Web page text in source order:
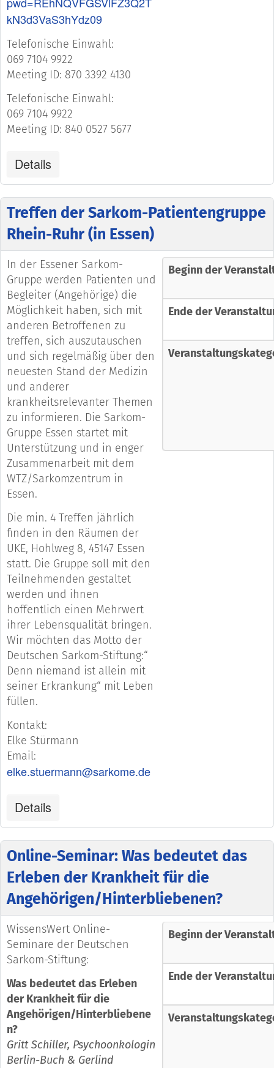
kN3d3VaS3hYdz09
Telefonische Einwahl:
069 7104 9922
Meeting ID: 870 3392 4130
Telefonische Einwahl:
069 7104 9922
Meeting ID: 840 0527 5677
Details
Treffen der Sarkom-Patientengruppe
Rhein-Ruhr (in Essen)
In der Essener Sarkom-
Gruppe werden Patienten und
Begleiter (Angehörige) die
Möglichkeit haben, sich mit
anderen Betroffenen zu
treffen, sich auszutauschen
und sich regelmäßig über den
neuesten Stand der Medizin
und anderer
krankheitsrelevanter Themen
zu informieren. Die Sarkom-
Gruppe Essen startet mit
Unterstützung und in enger
Zusammenarbeit mit dem
WTZ/Sarkomzentrum in
Essen.
Die min. 4 Treffen jährlich
finden in den Räumen der
UKE, Hohlweg 8, 45147 Essen
statt. Die Gruppe soll mit den
Teilnehmenden gestaltet
werden und ihnen
hoffentlich einen Mehrwert
ihrer Lebensqualität bringen.
Wir möchten das Motto der
Deutschen Sarkom-Stiftung:“
Denn niemand ist allein mit
seiner Erkrankung“ mit Leben
füllen.
Kontakt:
Elke Stürmann
Email:
elke.stuermann@sarkome.de
Beginn der
Ende der
Details
Online-Seminar: Was bedeutet das
Erleben der Krankheit für die
Angehörigen/Hinterbliebenen?
WissensWert Online-
Seminare der Deutschen
Sarkom-Stiftung:
Was bedeutet das Erleben
der Krankheit für die
Angehörigen/Hinterbliebene
n?
Gritt Schiller, Psychoonkologin
Berlin-Buch & Gerlind
Beginn der
Ende der